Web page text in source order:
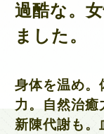
過酷な。
ました。
身体を温め。
力。自然治癒
新陳代謝も。